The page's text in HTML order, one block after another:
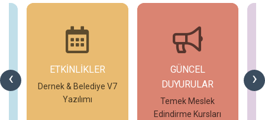
‹ ›
ETKİNLİKLER
Dernek & Belediye V7
Yazılımı
GÜNCEL
DUYURULAR
Temek Meslek
Edindirme Kursları